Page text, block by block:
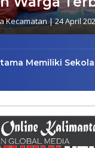
Kecamatan |24 April
Memiliki